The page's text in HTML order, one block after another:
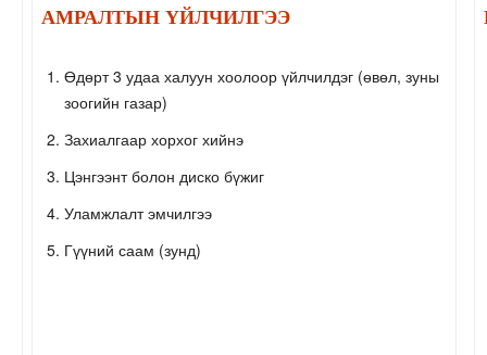
АМРАЛТЫН YЙЛЧИЛГЭЭ
Өдөрт 3 удаа халуун хоолоор үйлчилдэг (өвөл, зуны
зоогийн газар)
Захиалгаар хорхог хийнэ
Цэнгээнт болон диско бүжиг
Уламжлалт эмчилгээ
Гүүний саам (зунд)